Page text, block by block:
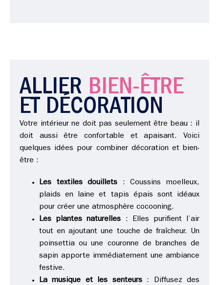
ALLIER BIEN-ÊTRE
ET DÉCORATION
Votre intérieur ne doit pas seulement être beau : il
doit aussi être confortable et apaisant. Voici
quelques idées pour combiner décoration et bien-
être :
Les textiles douillets : Coussins moelleux,
plaids en laine et tapis épais sont idéaux
pour créer une atmosphère cocooning.
Les plantes naturelles : Elles purifient l’air
tout en ajoutant une touche de fraîcheur. Un
poinsettia ou une couronne de branches de
sapin apporte immédiatement une ambiance
festive.
La musique et les senteurs: Diffusez des